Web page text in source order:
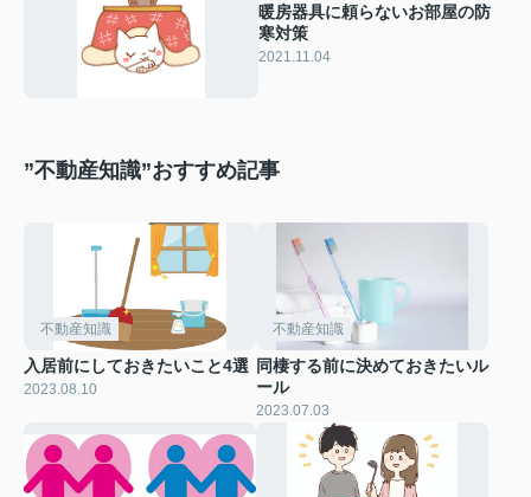
暖房器具に頼らないお部屋の防
寒対策
2021.11.04
”不動産知識”おすすめ記事
不動産知識
入居前にしておきたいこと4選
2023.08.10
不動産知識
同棲する前に決めておきたいル
ール
2023.07.03